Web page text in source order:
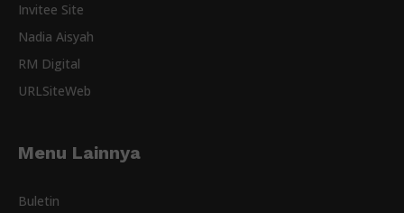
Invitee Site
Nadia Aisyah
RM Digital
URLSiteWeb
Menu Lainnya
Buletin